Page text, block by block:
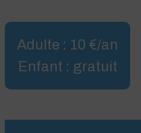
Adulte : 10 €/an
Enfant : gratuit